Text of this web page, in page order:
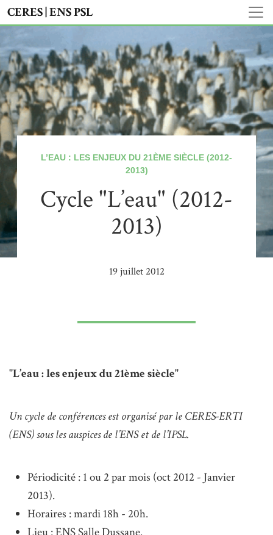
CERES | ENS PSL
L’EAU : LES ENJEUX DU 21ÈME SIÈCLE (2012-
2013)
Cycle "L’eau" (2012-
2013)
19 juillet 2012
"L’eau : les enjeux du 21ème siècle"
Un cycle de conférences est organisé par le CERES-ERTI
(ENS) sous les auspices de l’ENS et de l’IPSL.
Périodicité : 1 ou 2 par mois (oct 2012 - Janvier
2013).
Horaires : mardi 18h - 20h.
Lieu : ENS Salle Dussane.